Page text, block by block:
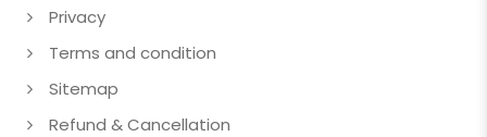
Privacy
Terms and condition
Sitemap
Refund & Cancellation